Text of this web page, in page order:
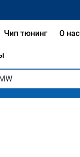
Чип тюнинг О нас